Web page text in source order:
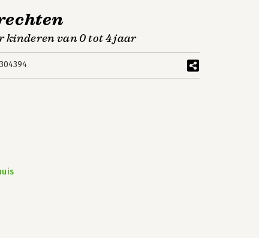
kinderen van 0 tot 4 jaar